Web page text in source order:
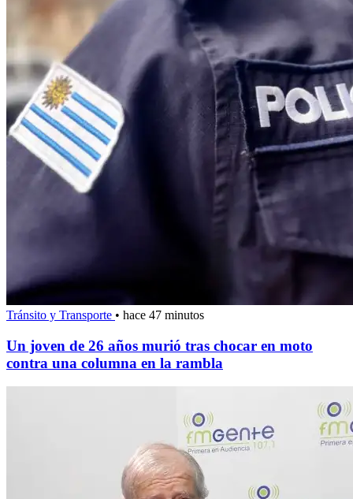
Tránsito y Transporte • hace 47 minutos
Un joven de 26 años murió tras chocar en moto
contra una columna en la rambla